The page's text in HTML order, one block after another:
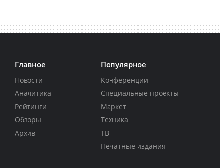
Главное
Новости
Аналитика
Рейтинги
Обзоры
Архив
Популярное
Конференции
Специальные проекты
Маркет
Техника
ТВ
Печатные издания